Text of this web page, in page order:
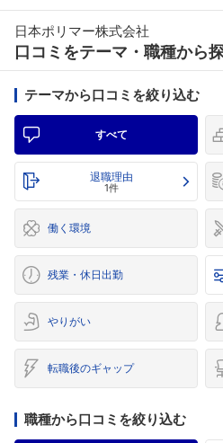
日本ポリマー株式会社
口コミをテーマ・職種から
テーマから口コミを絞り込む
すべて
退職理由
1件
働く環境
残業・休日出勤
やりがい
転職後のギャップ
職種から口コミを絞り込む